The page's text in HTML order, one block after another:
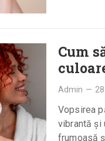
Cum
Admin —
Vopsirea
vibrantă și
frumoasă